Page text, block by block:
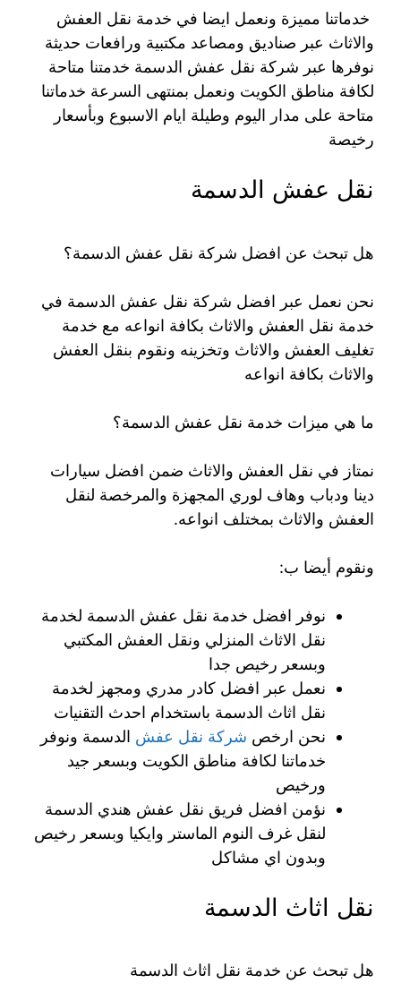
خدماتنا مميزة ونعمل ايضا في خدمة نقل العفش
والاثاث عبر صناديق ومصاعد مكتبية ورافعات حديثة
نوفرها عبر شركة نقل عفش الدسمة خدمتنا متاحة
لكافة مناطق الكويت ونعمل بمنتهى السرعة خدماتنا
متاحة على مدار اليوم وطيلة ايام الاسبوع وبأسعار
رخيصة
نقل عفش الدسمة
هل تبحث عن افضل شركة نقل عفش الدسمة؟
نحن نعمل عبر افضل شركة نقل عفش الدسمة في
خدمة نقل العفش والاثاث بكافة انواعه مع خدمة
تغليف العفش والاثاث وتخزينه ونقوم بنقل العفش
والاثاث بكافة انواعه
ما هي ميزات خدمة نقل عفش الدسمة؟
نمتاز في نقل العفش والاثاث ضمن افضل سيارات
دينا ودباب وهاف لوري المجهزة والمرخصة لنقل
العفش والاثاث بمختلف انواعه.
ونقوم أيضا ب:
نوفر افضل خدمة نقل عفش الدسمة لخدمة
نقل الاثاث المنزلي ونقل العفش المكتبي
وبسعر رخيص جدا
نعمل عبر افضل كادر مدري ومجهز لخدمة
نقل اثاث الدسمة باستخدام احدث التقنيات
نحن ارخص شركة نقل عفش الدسمة ونوفر
خدماتنا لكافة مناطق الكويت وبسعر جيد
ورخيص
نؤمن افضل فريق نقل عفش هندي الدسمة
لنقل غرف النوم الماستر وايكيا وبسعر رخيص
وبدون اي مشاكل
نقل اثاث الدسمة
هل تبحث عن خدمة نقل اثاث الدسمة